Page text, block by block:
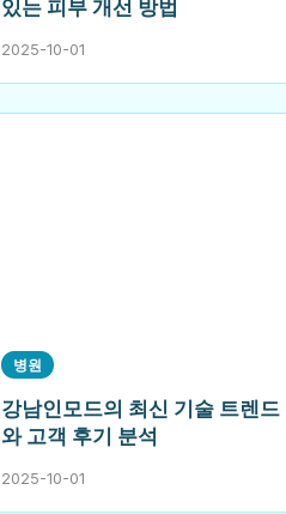
있는 피부 개선 방법
2025-10-01
병원
강남인모드의 최신 기술 트렌드
와 고객 후기 분석
2025-10-01